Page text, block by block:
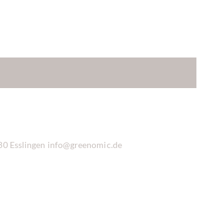
Esslingen info@greenomic.de